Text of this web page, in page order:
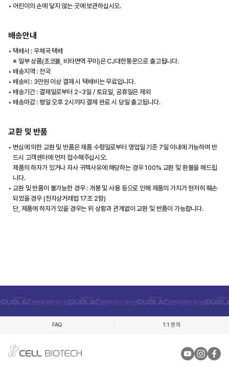
어린이의 손에 닿지 않는 곳에 보관하십시오.
배송안내
택배사 : 우체국 택배
※ 일부 상품(초코볼, 비타면역 꾸미)은 CJ대한통운으로 출고됩니다.
배송지역 : 전국
배송비 : 3만원 이상 결제 시 택배비는 무료입니다.
배송기간 : 결제일로부터 2~3일 / 토요일, 공휴일은 제외
배송마감 : 평일 오후 2시까지 결제 완료 시 당일 출고됩니다.
교환 및 반품
변심에 의한 교환 및 반품은 제품 수령일로부터 영업일 기준 7일 이내에 가능하며 반
드시 고객센터에 먼저 접수해주십시오.
제품의 하자가 있거나 자사 귀책사유에 해당하는 경우 100% 교환 및 환불을 해드립
니다.
교환 및 반품이 불가능한 경우 : 개봉 및 사용 등으로 인해 제품의 가치가 현저히 훼손
되었을 경우 (전자상거래법 17조 2항)
단, 제품에 하자가 있을 경우는 위 상황과 관계없이 교환 및 반품이 가능합니다.
FAQ 1:1 문의